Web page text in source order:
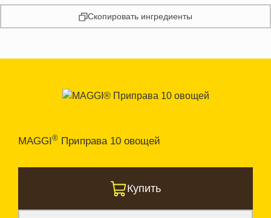
Скопировать ингредиенты
MAGGI® Приправа 10 овощей
Купить